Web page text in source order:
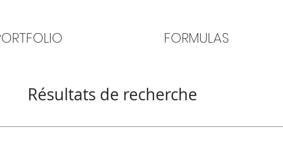
FORMULAS
Résultats de recherche